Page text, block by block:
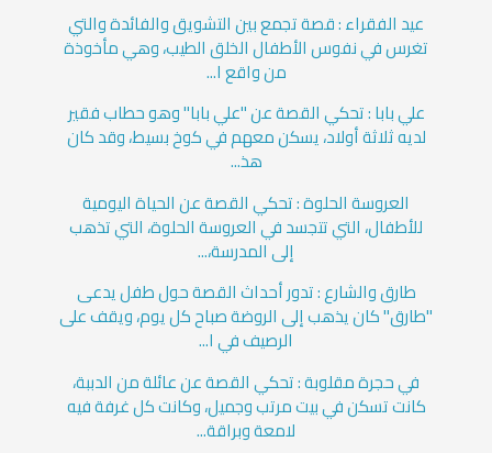
عيد الفقراء : قصة تجمع بين التشويق والفائدة والتي
تغرس في نفوس الأطفال الخلق الطيب، وهي مأخوذة
من واقع ا...
علي بابا : تحكي القصة عن "علي بابا" وهو حطاب فقير
لديه ثلاثة أولاد، يسكن معهم في كوخ بسيط، وقد كان
هذ...
العروسة الحلوة : تحكي القصة عن الحياة اليومية
للأطفال، التي تتجسد في العروسة الحلوة، التي تذهب
إلى المدرسة،...
طارق والشارع : تدور أحداث القصة حول طفل يدعى
"طارق" كان يذهب إلى الروضة صباح كل يوم، ويقف على
الرصيف في ا...
في حجرة مقلوبة : تحكي القصة عن عائلة من الدببة،
كانت تسكن في بيت مرتب وجميل، وكانت كل غرفة فيه
لامعة وبراقة...